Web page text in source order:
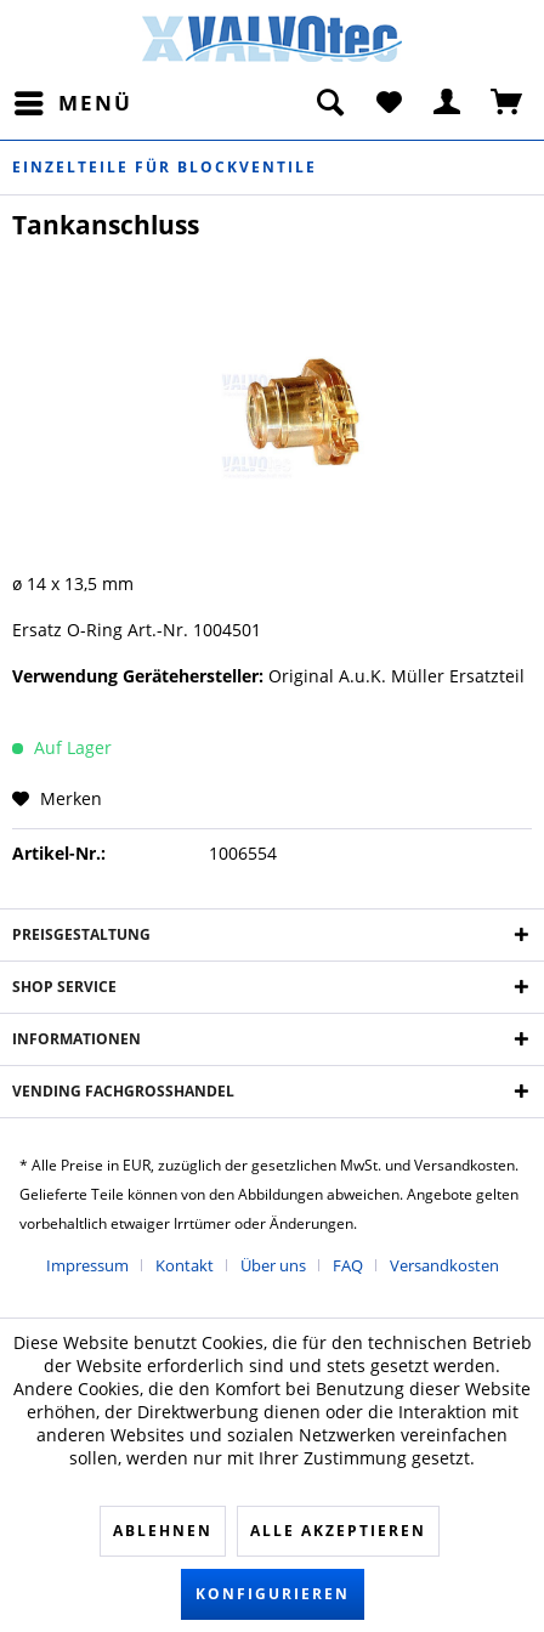
MENÜ
EINZELTEILE FÜR BLOCKVENTILE
Tankanschluss
ø 14 x 13,5 mm
Ersatz O-Ring Art.-Nr. 1004501
Verwendung Gerätehersteller: Original A.u.K. Müller Ersatzteil
Auf Lager
Merken
Artikel-Nr.: 1006554
PREISGESTALTUNG
SHOP SERVICE
INFORMATIONEN
VENDING FACHGROSSHANDEL
* Alle Preise in EUR, zuzüglich der gesetzlichen MwSt. und Versandkosten.
Gelieferte Teile können von den Abbildungen abweichen. Angebote gelten
vorbehaltlich etwaiger Irrtümer oder Änderungen.
Impressum Kontakt Über uns FAQ Versandkosten
Diese Website benutzt Cookies, die für den technischen Betrieb
der Website erforderlich sind und stets gesetzt werden.
Andere Cookies, die den Komfort bei Benutzung dieser Website
erhöhen, der Direktwerbung dienen oder die Interaktion mit
anderen Websites und sozialen Netzwerken vereinfachen
sollen, werden nur mit Ihrer Zustimmung gesetzt.
ABLEHNEN ALLE AKZEPTIEREN
KONFIGURIEREN